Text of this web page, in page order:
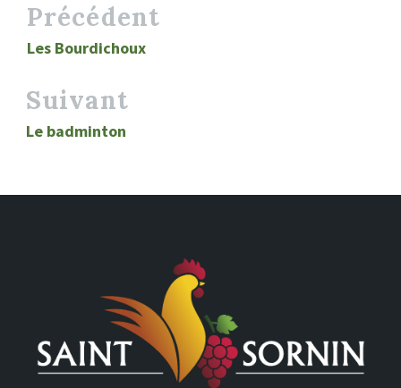
Précédent
Les Bourdichoux
Suivant
Le badminton